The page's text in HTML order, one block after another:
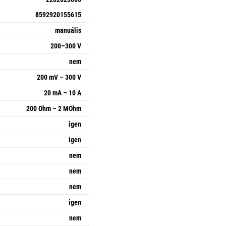
8592920155615
manuális
200–300 V
nem
200 mV – 300 V
20 mA – 10 A
200 Ohm – 2 MOhm
igen
igen
nem
nem
nem
igen
nem